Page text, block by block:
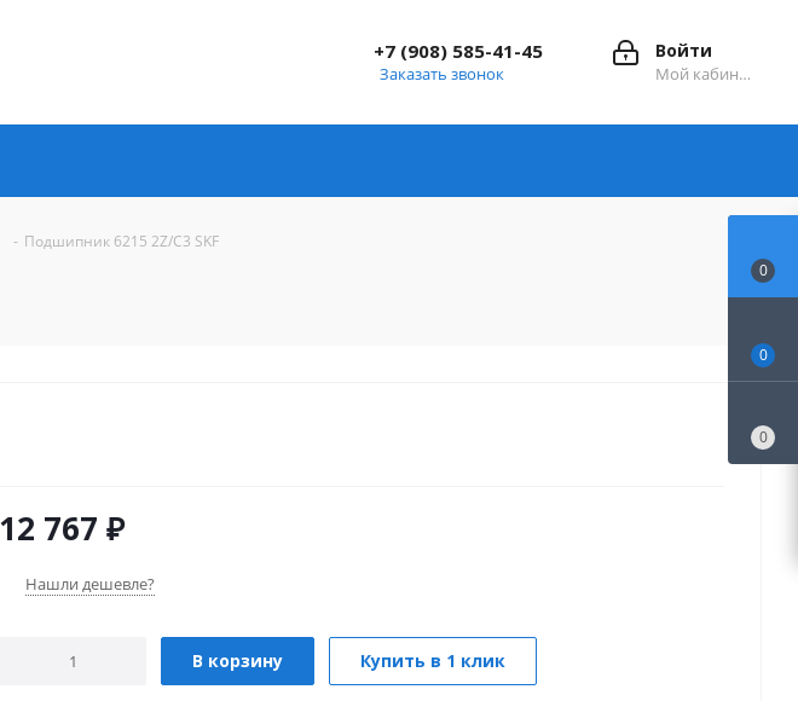
Войти
Мой кабинет
+7 (908) 585-41-45
Заказать звонок
- Подшипник 6215 2Z/C3 SKF
12 767 ₽
Нашли дешевле?
В корзину Купить в 1 клик
0
0
0